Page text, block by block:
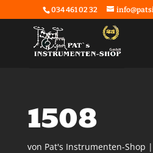
034 461 02 32
1508
von Pat's Instrumenten-Shop |